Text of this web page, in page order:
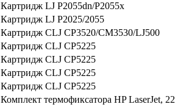
Картридж LJ P2055dn/P2055x
Картридж LJ P2025/2055
Картридж CLJ CP3520/CM3530/LJ500
Картридж CLJ CP5225
Картридж CLJ CP5225
Картридж CLJ CP5225
Картридж CLJ CP5225
Комплект термофиксатора HP LaserJet,